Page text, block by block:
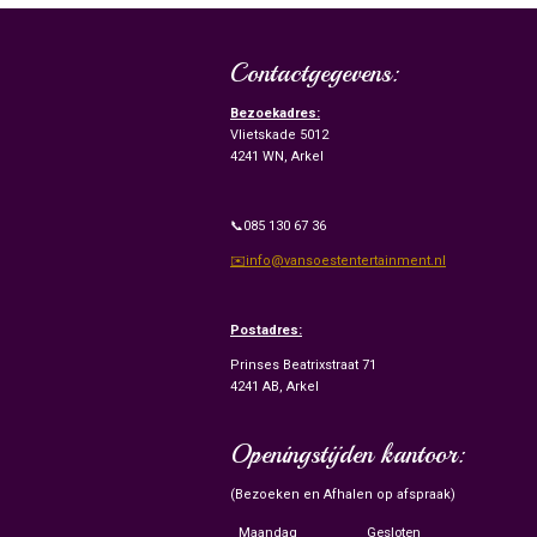
Contactgegevens:
Bezoekadres:
Vlietskade 5012
4241 WN, Arkel
📞085 130 67 36
✉️info@vansoestentertainment.nl
Postadres:
Prinses Beatrixstraat 71
4241 AB, Arkel
Openingstijden kantoor:
(Bezoeken en Afhalen op afspraak)
Maandag Gesloten